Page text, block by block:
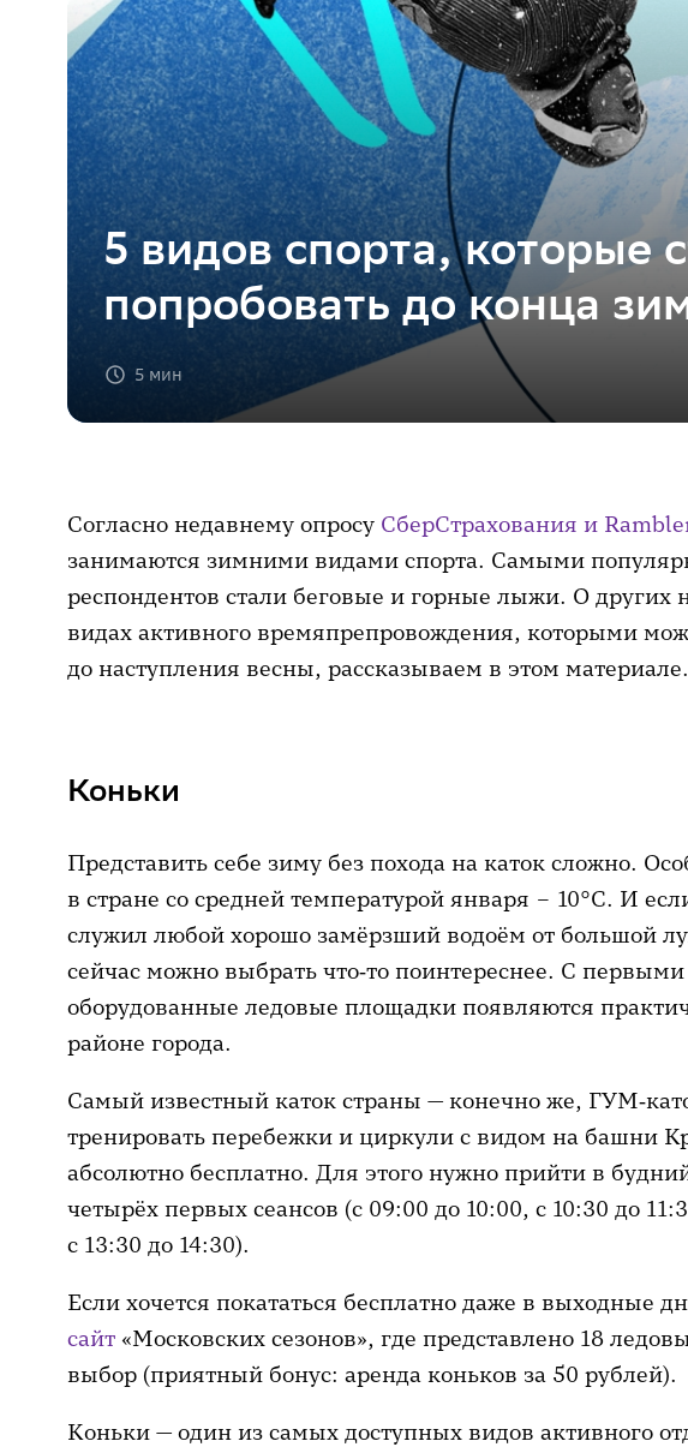
5 видов спорта, которые
попробовать до конца
5 мин
Согласно недавнему опросу СберСтрахования и
занимаются зимними видами спорта. Самыми
респондентов стали беговые и горные лыжи. О других
видах активного времяпрепровождения, которыми
до наступления весны, рассказываем в этом материале.
Коньки
Представить себе зиму без похода на каток сложно.
в стране со средней температурой января – 10°С. И
служил любой хорошо замёрзший водоём от большой
сейчас можно выбрать что‑то поинтереснее. С
оборудованные ледовые площадки появляются
районе города.
Самый известный каток страны — конечно же,
тренировать перебежки и циркули с видом на башни
абсолютно бесплатно. Для этого нужно прийти в
четырёх первых сеансов (с 09:00 до 10:00, с 10:30 до
с 13:30 до 14:30).
Если хочется покататься бесплатно даже в выходные
сайт «Московских сезонов», где представлено 18
выбор (приятный бонус: аренда коньков за 50 рублей).
Коньки — один из самых доступных видов активного